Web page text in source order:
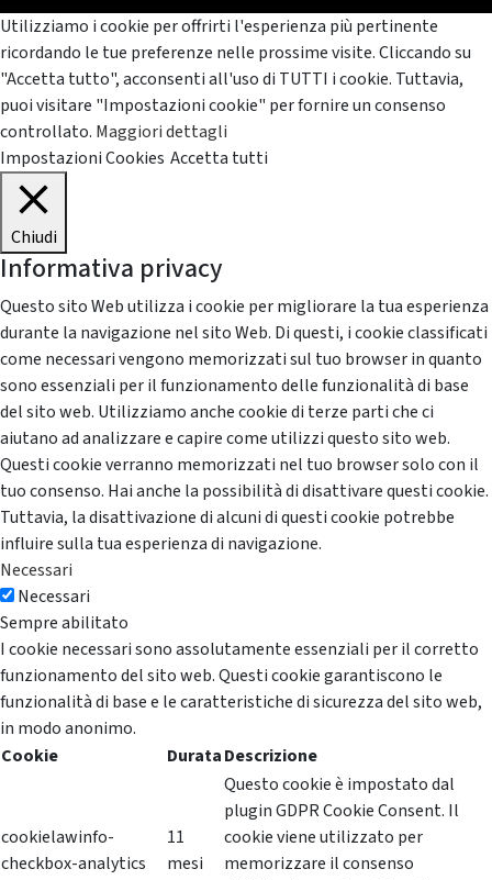
Utilizziamo i cookie per offrirti l'esperienza più pertinente
ricordando le tue preferenze nelle prossime visite. Cliccando su
"Accetta tutto", acconsenti all'uso di TUTTI i cookie. Tuttavia,
puoi visitare "Impostazioni cookie" per fornire un consenso
controllato. Maggiori dettagli
Impostazioni Cookies Accetta tutti
Chiudi
Informativa privacy
Questo sito Web utilizza i cookie per migliorare la tua esperienza
durante la navigazione nel sito Web. Di questi, i cookie classificati
come necessari vengono memorizzati sul tuo browser in quanto
sono essenziali per il funzionamento delle funzionalità di base
del sito web. Utilizziamo anche cookie di terze parti che ci
aiutano ad analizzare e capire come utilizzi questo sito web.
Questi cookie verranno memorizzati nel tuo browser solo con il
tuo consenso. Hai anche la possibilità di disattivare questi cookie.
Tuttavia, la disattivazione di alcuni di questi cookie potrebbe
influire sulla tua esperienza di navigazione.
Necessari
Necessari
Sempre abilitato
I cookie necessari sono assolutamente essenziali per il corretto
funzionamento del sito web. Questi cookie garantiscono le
funzionalità di base e le caratteristiche di sicurezza del sito web,
in modo anonimo.
Cookie
DurataDescrizione
cookielawinfo-
checkbox-analytics
11
mesi
Questo cookie è impostato dal
plugin GDPR Cookie Consent. Il
cookie viene utilizzato per
memorizzare il consenso